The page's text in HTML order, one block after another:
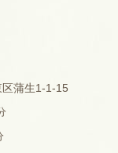
蒲生1-1-15